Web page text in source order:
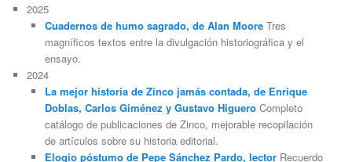
2025
Cuadernos de humo sagrado, de Alan MooreTres
magníficos textos entre la divulgación historiográfica y el
ensayo.
2024
La mejor historia de Zinco jamás contada, de Enrique
Doblas, Carlos Giménez y Gustavo HigueroCompleto
catálogo de publicaciones de Zinco, mejorable recopilación
de artículos sobre su historia editorial.
Elogio póstumo de Pepe Sánchez Pardo, lectorRecuerdo